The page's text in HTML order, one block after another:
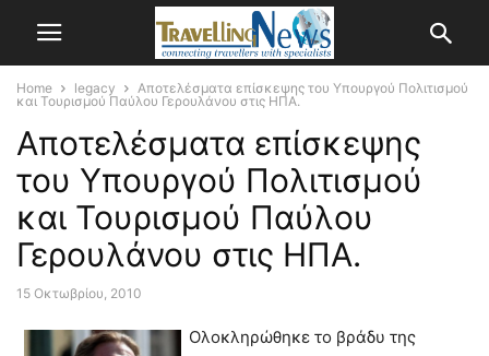
Home legacy
Αποτελέσματα επίσκεψης του Υπουργού Πολιτισμού
και Τουρισμού Παύλου Γερουλάνου στις ΗΠΑ.
Αποτελέσματα επίσκεψης
του Υπουργού Πολιτισμού
και Τουρισμού Παύλου
Γερουλάνου στις ΗΠΑ.
15 Οκτωβρίου, 2010
Ολοκληρώθηκε το βράδυ της